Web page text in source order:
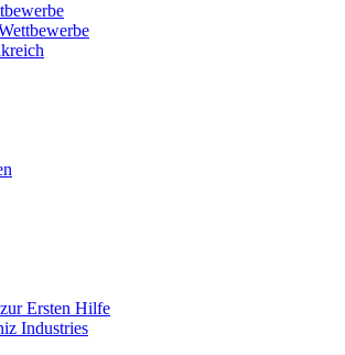
Ersten Hilfe
Industries